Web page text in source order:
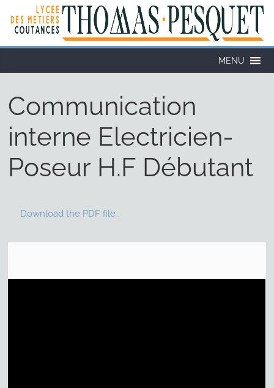
MENU
Communication
interne Electricien-
Poseur H.F Débutant
Download the PDF file .
Cookies management panel